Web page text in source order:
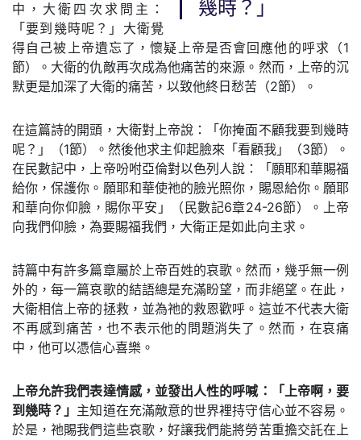
幾時？」
中，大衛四次求問主：
「要到幾時呢？」大衛覺
得自己被上帝遺忘了，懷疑上帝是否會回應他的呼求（1
節）。大衛的仇敵再次成為他痛苦的來源。然而，上帝的沉
默更是加深了大衛的痛苦，以致他終日愁苦（2節）。
在這篇詩的開頭，大衛對上帝說：「你掩面不顧我要到幾時
呢？」（1節）。然後他求主仰起臉來「看顧我」（3節）。
在民數記中，上帝吩咐亞倫對以色列人說：「願耶和華賜福
給你，保護你。願耶和華使祂的臉光照你，賜恩給你。願耶
和華向你仰臉，賜你平安」（民數記6章24-26節）。上帝
向我們仰臉，為要賜福我們，大衛正是如此向主求。
詩篇中有許多篇章屬於上帝百姓的哀歌。然而，幾乎無一例
外的，每一篇哀歌的結語總是充滿盼望，而非絕望。在此，
大衛相信上帝的拯救，並為祂的救恩歡呼。這並不代表大衛
不再感到痛苦，也不表示他的問題消失了。然而，在哀痛
中，他可以憑信心喜樂。
上帝允許我們表達情感，並發出人性的呼喊：「上帝啊，要
到幾時？」 主知道在充滿敵意的世界裡持守信心並不容易。
於是，祂賜我們這些哀歌，好讓我們能將勞苦重擔交託在上